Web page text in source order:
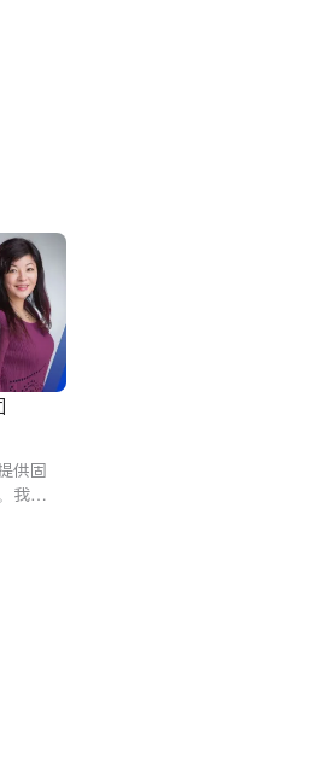
供固
我们